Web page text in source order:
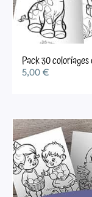
Pack 30
5,00 €